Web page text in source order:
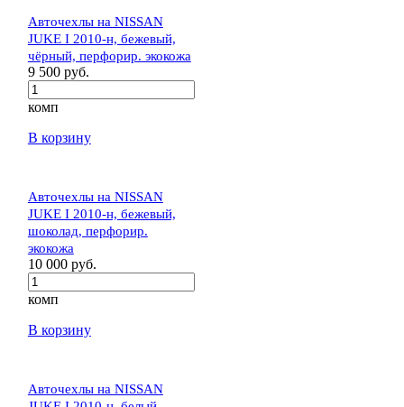
Авточехлы на NISSAN
JUKE I 2010-н, бежевый,
чёрный, перфорир. экокожа
9 500 руб.
комп
В корзину
Авточехлы на NISSAN
JUKE I 2010-н, бежевый,
шоколад, перфорир.
экокожа
10 000 руб.
комп
В корзину
Авточехлы на NISSAN